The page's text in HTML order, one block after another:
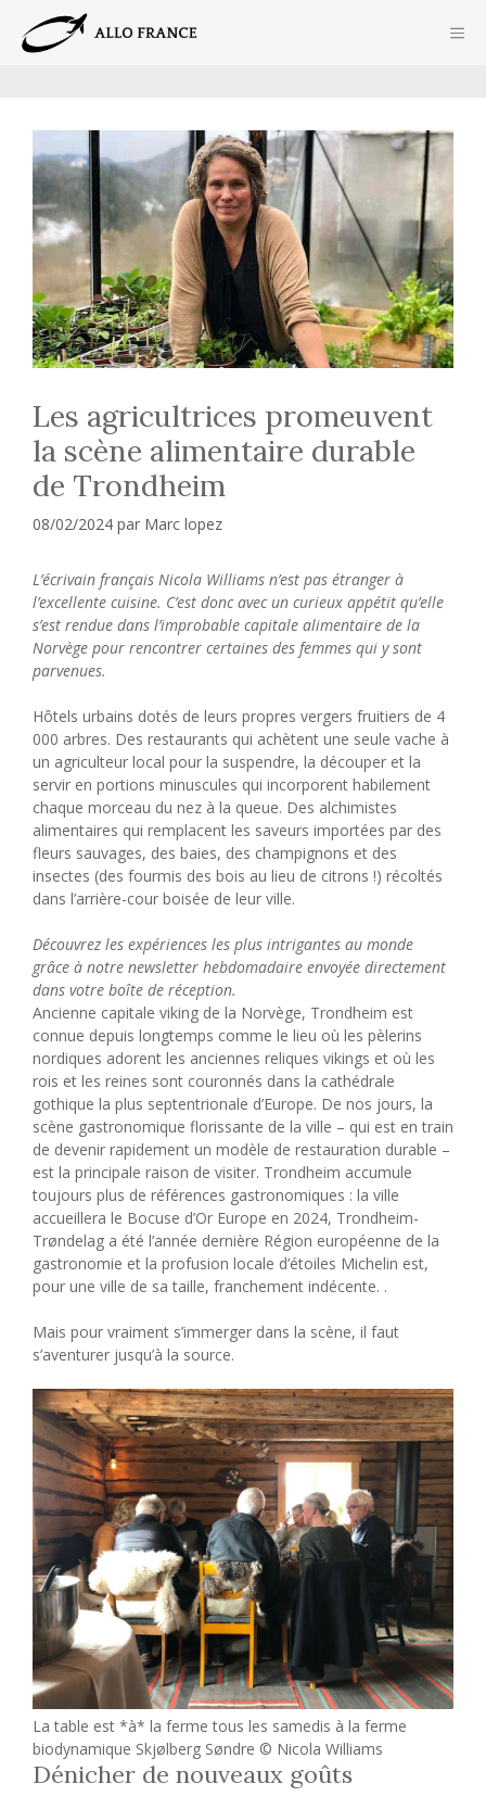
contenu
Les agricultrices promeuvent
la scène alimentaire durable
de Trondheim
08/02/2024 par Marc lopez
L’écrivain français Nicola Williams n’est pas étranger à
l’excellente cuisine. C’est donc avec un curieux appétit qu’elle
s’est rendue dans l’improbable capitale alimentaire de la
Norvège pour rencontrer certaines des femmes qui y sont
parvenues.
Hôtels urbains dotés de leurs propres vergers fruitiers de 4
000 arbres. Des restaurants qui achètent une seule vache à
un agriculteur local pour la suspendre, la découper et la
servir en portions minuscules qui incorporent habilement
chaque morceau du nez à la queue. Des alchimistes
alimentaires qui remplacent les saveurs importées par des
fleurs sauvages, des baies, des champignons et des
insectes (des fourmis des bois au lieu de citrons !) récoltés
dans l’arrière-cour boisée de leur ville.
Découvrez les expériences les plus intrigantes au monde
grâce à notre newsletter hebdomadaire envoyée directement
dans votre boîte de réception.
Ancienne capitale viking de la Norvège, Trondheim est
connue depuis longtemps comme le lieu où les pèlerins
nordiques adorent les anciennes reliques vikings et où les
rois et les reines sont couronnés dans la cathédrale
gothique la plus septentrionale d’Europe. De nos jours, la
scène gastronomique florissante de la ville – qui est en train
de devenir rapidement un modèle de restauration durable –
est la principale raison de visiter. Trondheim accumule
toujours plus de références gastronomiques : la ville
accueillera le Bocuse d’Or Europe en 2024, Trondheim-
Trøndelag a été l’année dernière Région européenne de la
gastronomie et la profusion locale d’étoiles Michelin est,
pour une ville de sa taille, franchement indécente. .
Mais pour vraiment s’immerger dans la scène, il faut
s’aventurer jusqu’à la source.
La table est *à* la ferme tous les samedis à la ferme
biodynamique Skjølberg Søndre © Nicola Williams
Dénicher de nouveaux goûts